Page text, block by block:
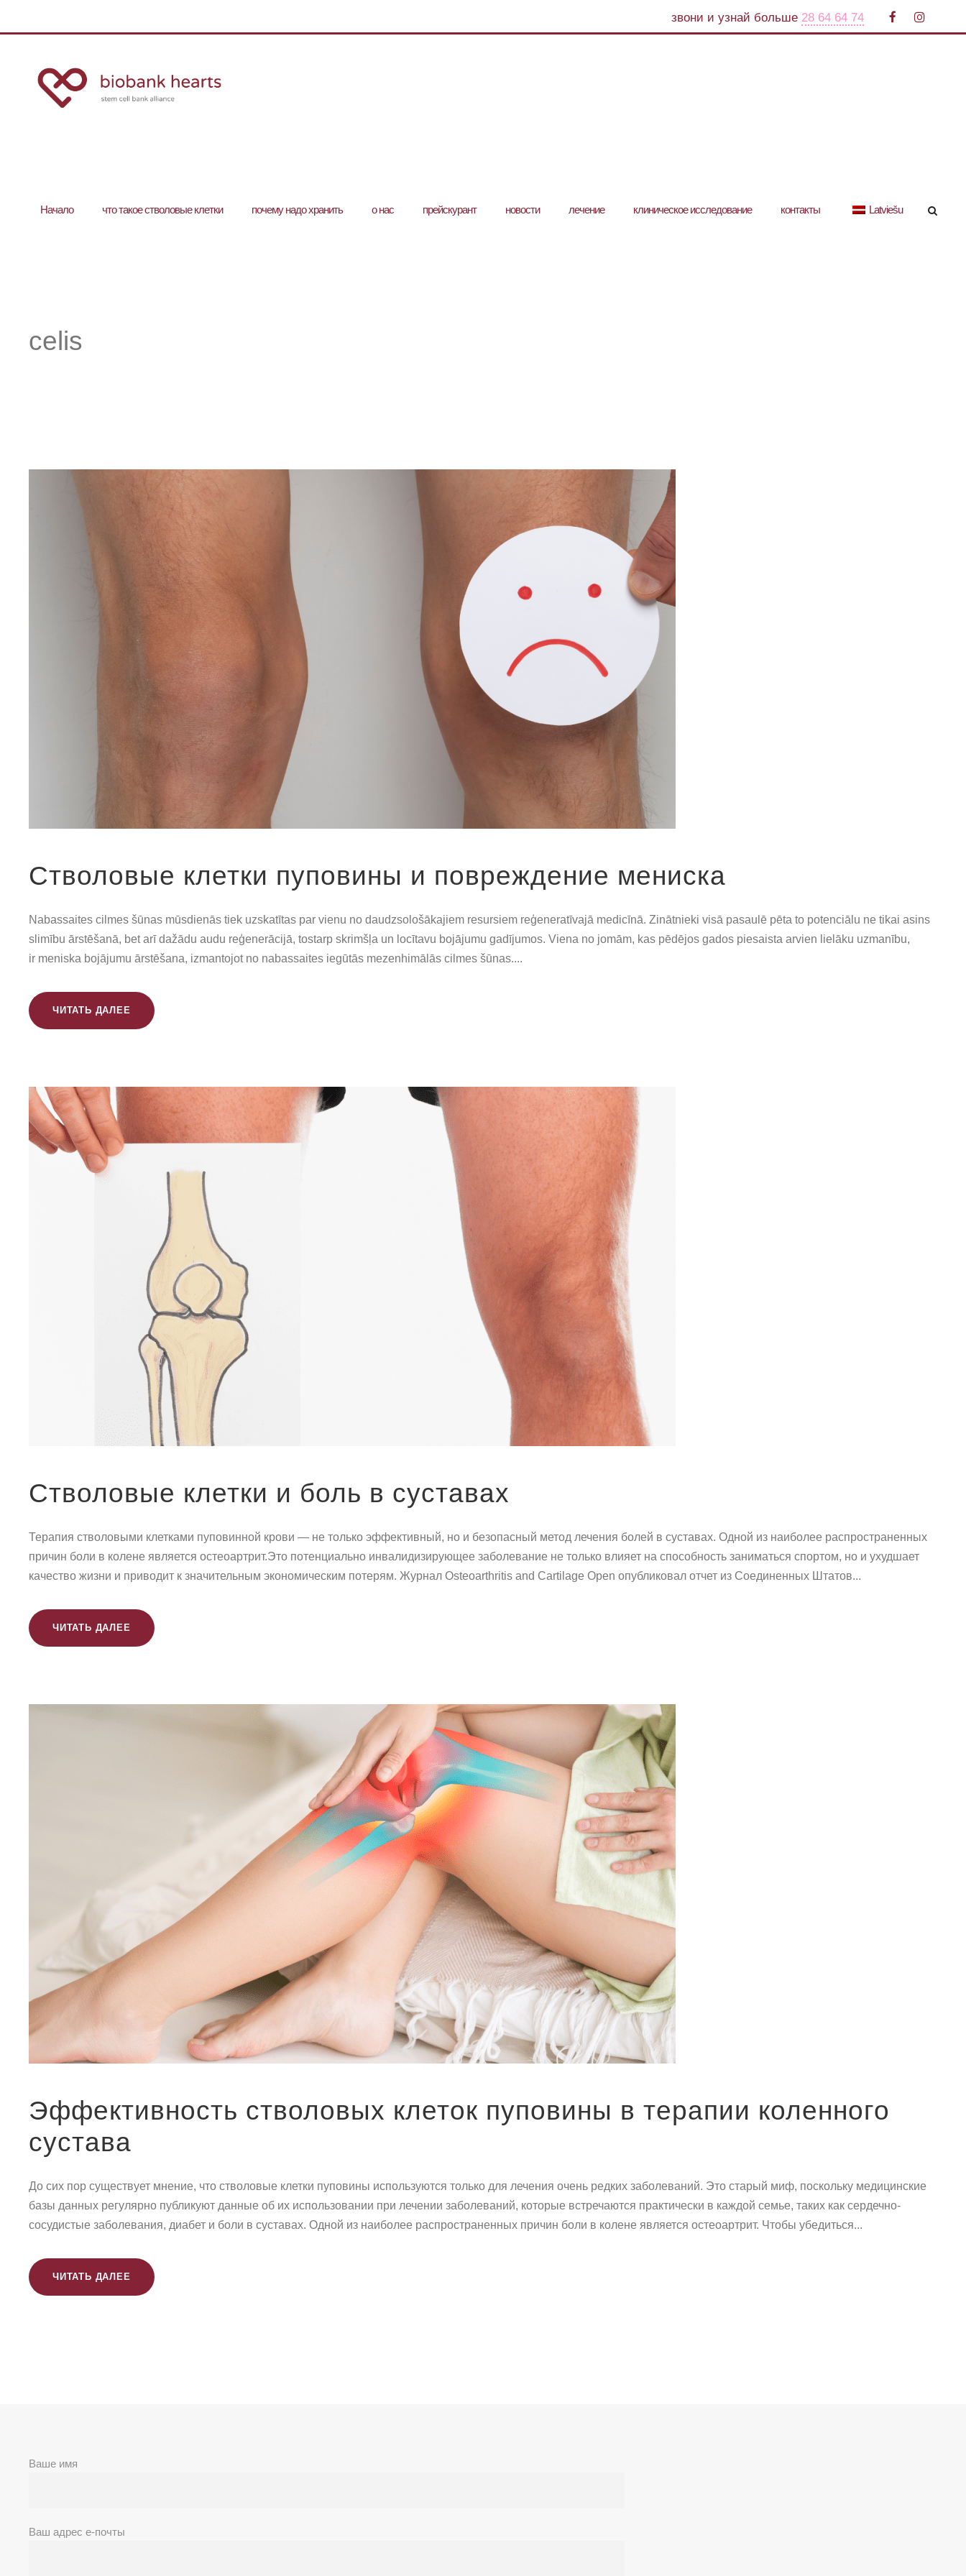
звони и узнай больше 28 64 64 74
Hачало что такое стволовые клетки почему надо хранить о нас прейскурант новости лечение клиническое исследование контакты Latviešu
celis
Стволовые клетки пуповины и повреждение мениска
Nabassaites cilmes šūnas mūsdienās tiek uzskatītas par vienu no daudzsološākajiem resursiem reģeneratīvajā medicīnā. Zinātnieki visā pasaulē pēta to potenciālu ne tikai asins
slimību ārstēšanā, bet arī dažādu audu reģenerācijā, tostarp skrimšļa un locītavu bojājumu gadījumos. Viena no jomām, kas pēdējos gados piesaista arvien lielāku uzmanību,
ir meniska bojājumu ārstēšana, izmantojot no nabassaites iegūtās mezenhimālās cilmes šūnas....
ЧИТАТЬ ДАЛЕЕ
Стволовые клетки и боль в суставах
Терапия стволовыми клетками пуповинной крови — не только эффективный, но и безопасный метод лечения болей в суставах. Одной из наиболее распространенных
причин боли в колене является остеоартрит.Это потенциально инвалидизирующее заболевание не только влияет на способность заниматься спортом, но и ухудшает
качество жизни и приводит к значительным экономическим потерям. Журнал Osteoarthritis and Cartilage Open опубликовал отчет из Соединенных Штатов...
ЧИТАТЬ ДАЛЕЕ
Эффективность стволовых клеток пуповины в терапии коленного
сустава
До сих пор существует мнение, что стволовые клетки пуповины используются только для лечения очень редких заболеваний. Это старый миф, поскольку медицинские
базы данных регулярно публикуют данные об их использовании при лечении заболеваний, которые встречаются практически в каждой семье, таких как сердечно-
сосудистые заболевания, диабет и боли в суставах. Одной из наиболее распространенных причин боли в колене является остеоартрит. Чтобы убедиться...
ЧИТАТЬ ДАЛЕЕ
Ваше имя
Ваш адрес е-почты